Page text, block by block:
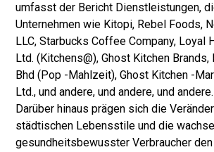
umfasst der Bericht Dienstleistungen,
Unternehmen wie Kitopi, Rebel Foods,
LLC, Starbucks Coffee Company, Loyal
Ltd. (Kitchens@), Ghost Kitchen Brands,
Bhd (Pop -Mahlzeit), Ghost Kitchen -
Ltd., und andere, und andere, und andere.
Darüber hinaus prägen sich die
städtischen Lebensstile und die
gesundheitsbewusster Verbraucher